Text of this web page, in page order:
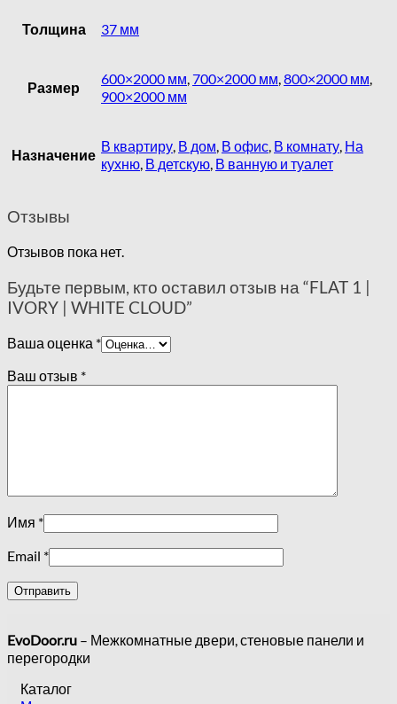
Толщина 37 мм
Размер
600×2000 мм 700×2000 мм 800×2000 мм
900×2000 мм
Назначение
В квартиру В дом В офис В комнату На
кухню В детскую В ванную и туалет
Отзывы
Отзывов пока нет.
Будьте первым, кто оставил отзыв на “FLAT 1 |
IVORY | WHITE CLOUD”
Ваша оценка *
Ваш отзыв *
Имя *
Email *
EvoDoor.ru – Межкомнатные двери, стеновые панели и
перегородки
Каталог